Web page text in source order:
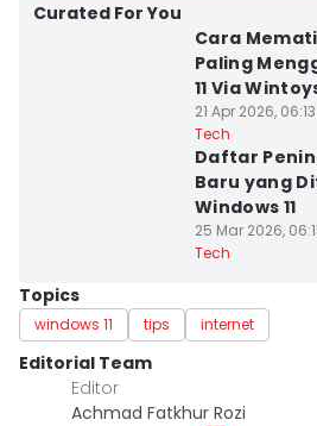
Curated For You
Cara
Paling
11 Via
21 Apr 2026,
Tech
Daftar
Baru yang
Windows 11
25 Mar 2026,
Tech
Topics
windows 11 tips internet
Editorial Team
Editor
Achmad Fatkhur Rozi